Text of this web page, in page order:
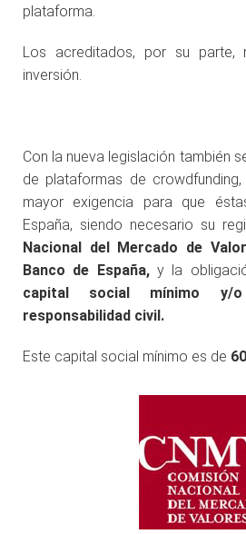
plataforma.
Los acreditados, por su parte,
inversión.
Con la nueva legislación también
de plataformas de
mayor exigencia para que
España, siendo necesario su
Nacional del Mercado de
Banco de España,y la
capital social mínimo
responsabilidad civil .
Este capital social mínimo es de